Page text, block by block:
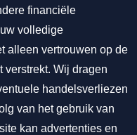
financiële
volledige
alleen vertrouwen op de
verstrekt. Wij dragen
handelsverliezen
van het gebruik van
kan advertenties en